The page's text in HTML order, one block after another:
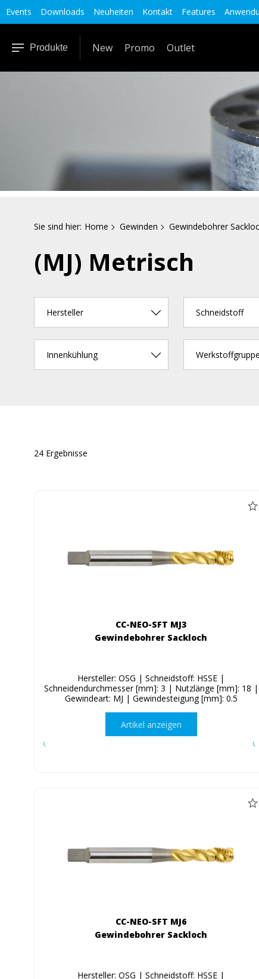
Events Downloads Neuheiten Kontakt Features
Produkte New Promo Outlet
Sie sind hier: Home Gewinden Gewindebohrer
(MJ) Metrisch
Hersteller Schneidstoff
Innenkühlung Werkstoffgruppe
24 Ergebnisse
CC-NEO-SFT MJ3
Gewindebohrer Sackloch
Hersteller: OSG | Schneidstoff: HSSE |
Schneidendurchmesser [mm]: 3 | Nutzlänge [mm]: 18 |
Gewindeart: MJ | Gewindesteigung [mm]: 0.5
Artikel anzeigen
CC-NEO-SFT MJ6
Gewindebohrer Sackloch
Hersteller: OSG | Schneidstoff: HSSE |